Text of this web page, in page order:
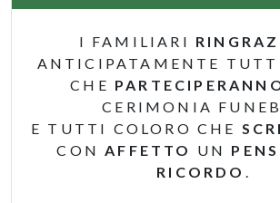
I FAMILIARI
ANTICIPATAMENTE
CHE
CERIMONIA
E TUTTI COLORO CHE
CONAFFETTO UN
RICORDO .